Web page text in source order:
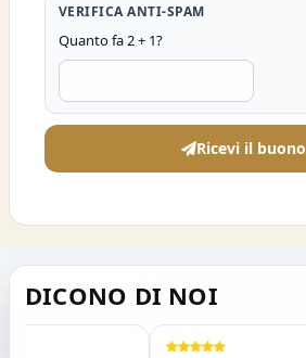
VERIFICA ANTI-SPAM
Quanto fa 2 + 1?
Ricevi il buono
DICONO DI NOI